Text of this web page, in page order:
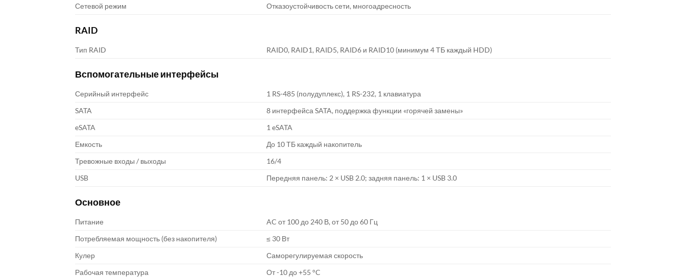
Сетевой режим
Отказоустойчивость сети, многоадресность
RAID
Тип RAID RAID0, RAID1, RAID5, RAID6 и RAID10 (минимум 4 ТБ каждый HDD)
Вспомогательные интерфейсы
Серийный интерфейс
1 RS-485 (полудуплекс), 1 RS-232, 1 клавиатура
SATA
8 интерфейса SATA, поддержка функции «горячей замены»
eSATA
1 eSATA
Емкость
До 10 ТБ каждый накопитель
Тревожные входы / выходы
16/4
USB
Передняя панель: 2 × USB 2.0; задняя панель: 1 × USB 3.0
Основное
Питание
AC от 100 до 240 В, от 50 до 60 Гц
Потребляемая мощность (без накопителя)
≤ 30 Вт
Кулер
Саморегулируемая скорость
Рабочая температура
От -10 до +55 °C